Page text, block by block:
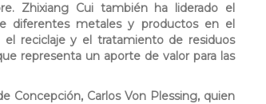
Zhixiang Cui también ha liderado el
diferentes metales y productos en el
reciclaje y el tratamiento de residuos
representa un aporte de valor para las
Concepción, Carlos Von Plessing, quien